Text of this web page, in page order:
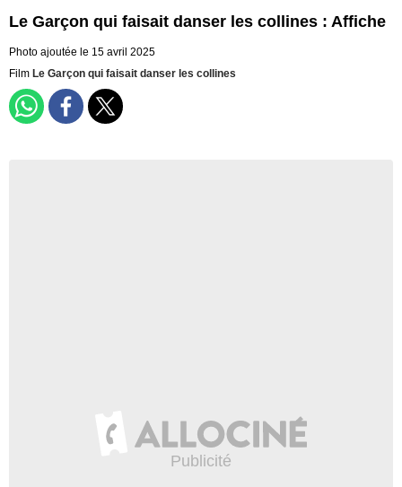
Le Garçon qui faisait danser les collines : Affiche
Photo ajoutée le 15 avril 2025
Film Le Garçon qui faisait danser les collines